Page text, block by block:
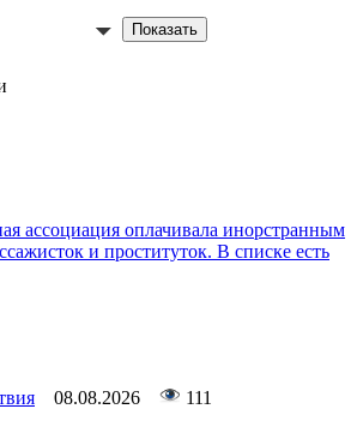
Показать
ассоциация оплачивала инорстранным
и проституток. В списке есть
08.08.2026 111